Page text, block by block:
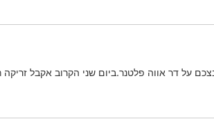
על דר אווה פלטנר.ביום שני הקרוב אקבל